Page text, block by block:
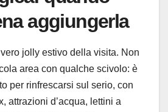
aggiungerla
jolly estivo della visita. Non
area con qualche scivolo: è
per rinfrescarsi sul serio, con
attrazioni d’acqua, lettini a